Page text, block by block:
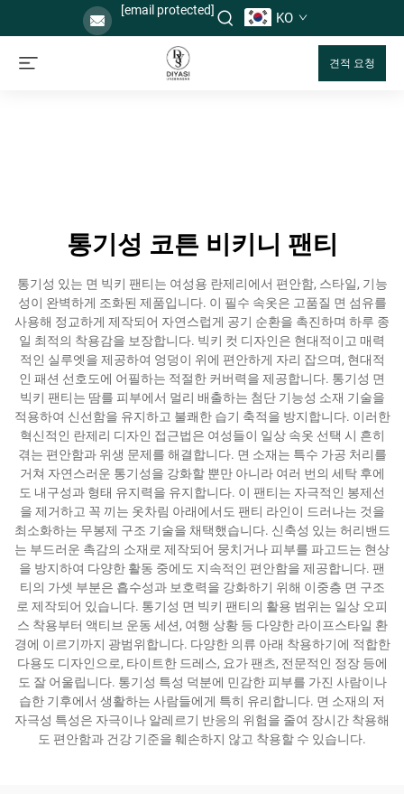
[email protected] KO
견적 요청
통기성 코튼 비키니 팬티
통기성 있는 면 빅키 팬티는 여성용 란제리에서 편안함, 스타일, 기능
성이 완벽하게 조화된 제품입니다. 이 필수 속옷은 고품질 면 섬유를
사용해 정교하게 제작되어 자연스럽게 공기 순환을 촉진하며 하루 종
일 최적의 착용감을 보장합니다. 빅키 컷 디자인은 현대적이고 매력
적인 실루엣을 제공하여 엉덩이 위에 편안하게 자리 잡으며, 현대적
인 패션 선호도에 어필하는 적절한 커버력을 제공합니다. 통기성 면
빅키 팬티는 땀를 피부에서 멀리 배출하는 첨단 기능성 소재 기술을
적용하여 신선함을 유지하고 불쾌한 습기 축적을 방지합니다. 이러한
혁신적인 란제리 디자인 접근법은 여성들이 일상 속옷 선택 시 흔히
겪는 편안함과 위생 문제를 해결합니다. 면 소재는 특수 가공 처리를
거쳐 자연스러운 통기성을 강화할 뿐만 아니라 여러 번의 세탁 후에
도 내구성과 형태 유지력을 유지합니다. 이 팬티는 자극적인 봉제선
을 제거하고 꼭 끼는 옷차림 아래에서도 팬티 라인이 드러나는 것을
최소화하는 무봉제 구조 기술을 채택했습니다. 신축성 있는 허리밴드
는 부드러운 촉감의 소재로 제작되어 뭉치거나 피부를 파고드는 현상
을 방지하여 다양한 활동 중에도 지속적인 편안함을 제공합니다. 팬
티의 가셋 부분은 흡수성과 보호력을 강화하기 위해 이중층 면 구조
로 제작되어 있습니다. 통기성 면 빅키 팬티의 활용 범위는 일상 오피
스 착용부터 액티브 운동 세션, 여행 상황 등 다양한 라이프스타일 환
경에 이르기까지 광범위합니다. 다양한 의류 아래 착용하기에 적합한
다용도 디자인으로, 타이트한 드레스, 요가 팬츠, 전문적인 정장 등에
도 잘 어울립니다. 통기성 특성 덕분에 민감한 피부를 가진 사람이나
습한 기후에서 생활하는 사람들에게 특히 유리합니다. 면 소재의 저
자극성 특성은 자극이나 알레르기 반응의 위험을 줄여 장시간 착용해
도 편안함과 건강 기준을 훼손하지 않고 착용할 수 있습니다.